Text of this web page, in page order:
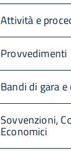
Attività e
Provvedimenti
Bandi di gara
Sovvenzioni,
Economici